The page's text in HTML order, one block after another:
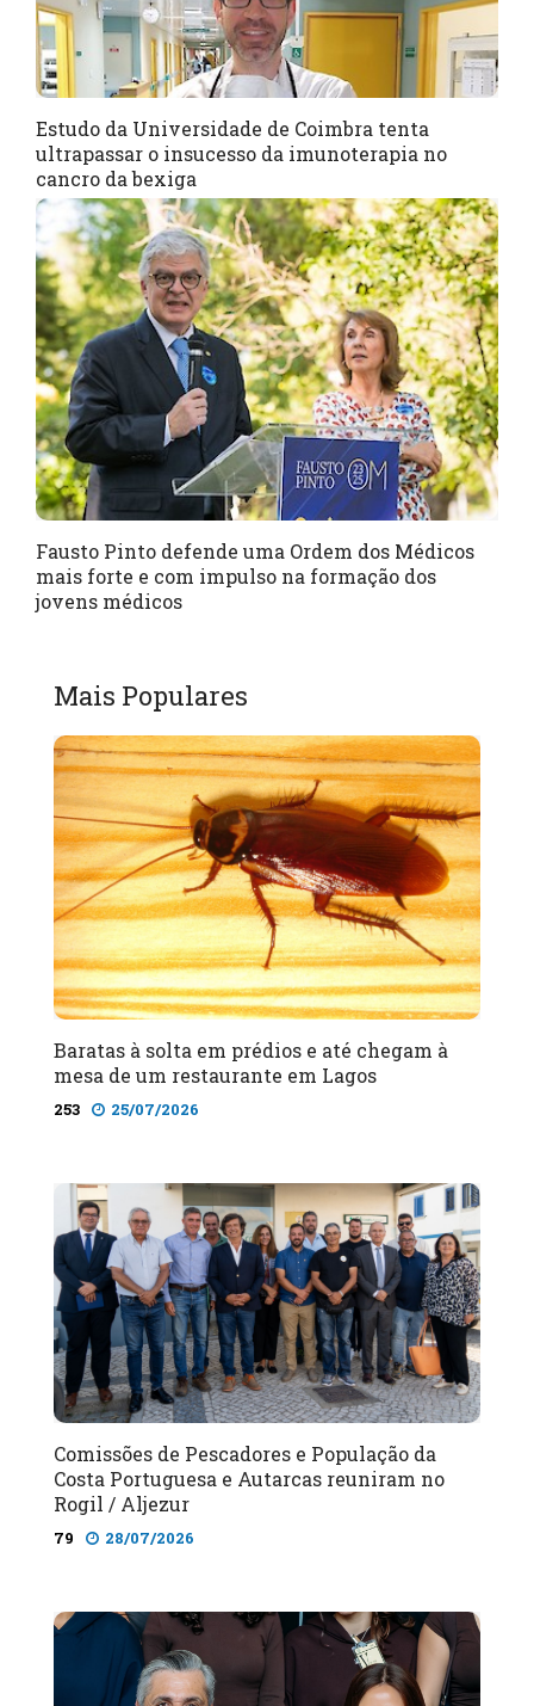
Estudo da Universidade de Coimbra tenta
ultrapassar o insucesso da imunoterapia no
cancro da bexiga
Fausto Pinto defende uma Ordem dos Médicos
mais forte e com impulso na formação dos
jovens médicos
Mais Populares
Baratas à solta em prédios e até chegam à
mesa de um restaurante em Lagos
253 25/07/2026
Comissões de Pescadores e População da
Costa Portuguesa e Autarcas reuniram no
Rogil / Aljezur
79 28/07/2026